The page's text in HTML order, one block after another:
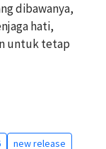
dibawanya,
hati,
untuk tetap
new release